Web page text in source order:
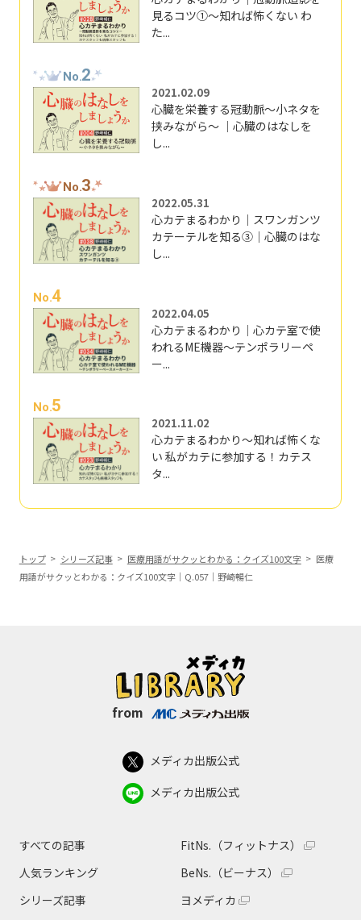
見るコツ①～知れば怖くない わ
た...
No.2
2021.02.09
心臓を栄養する冠動脈～小ネタを
挟みながら～ ｜心臓のはなしを
し...
No.3
2022.05.31
心カテまるわかり｜スワンガンツ
カテーテルを知る③｜心臓のはな
し...
No.4
2022.04.05
心カテまるわかり｜心カテ室で使
われるME機器～テンポラリーペ
ー...
No.5
2021.11.02
心カテまるわかり～知れば怖くな
い 私がカテに参加する！カテス
タ...
トップ シリーズ記事 医療用語がサクッとわかる：クイズ100文字
医療
用語がサクッとわかる：クイズ100文字｜Q.057｜野崎暢仁
from
メディカ出版公式
メディカ出版公式
すべての記事
人気ランキング
シリーズ記事
FitNs.（フィットナス）
BeNs.（ビーナス）
ヨメディカ